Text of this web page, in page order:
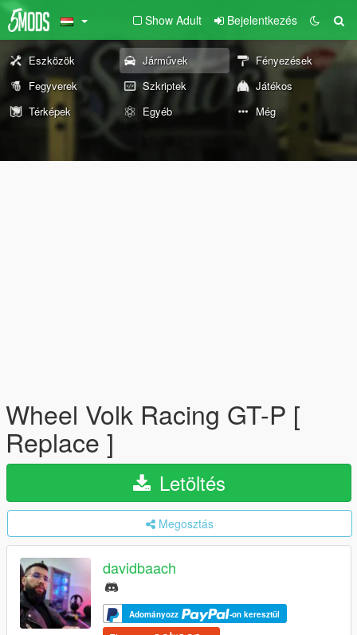
Show Adult Bejelentkezés
Eszközök Járművek
Fényezések
Fegyverek
Szkriptek
Játékos
Térképek
Egyéb Még
Wheel Volk Racing GT-P [
Replace ]
Letöltés
Megosztás
davidbaach
Adományozz -on keresztül